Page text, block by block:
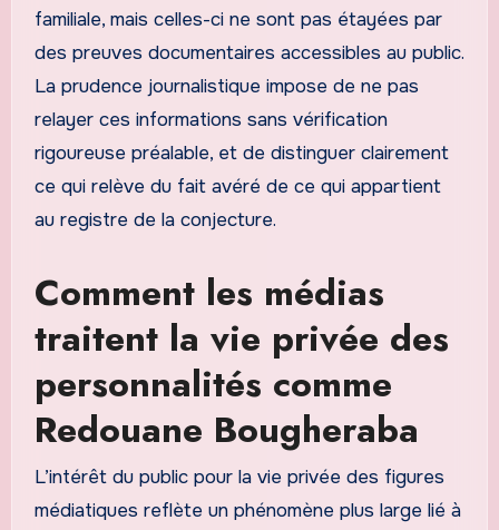
familiale, mais celles-ci ne sont pas étayées par
des preuves documentaires accessibles au public.
La prudence journalistique impose de ne pas
relayer ces informations sans vérification
rigoureuse préalable, et de distinguer clairement
ce qui relève du fait avéré de ce qui appartient
au registre de la conjecture.
Comment les médias
traitent la vie privée des
personnalités comme
Redouane Bougheraba
L’intérêt du public pour la vie privée des figures
médiatiques reflète un phénomène plus large lié à